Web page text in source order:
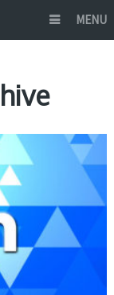
MENU